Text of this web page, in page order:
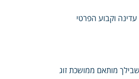
וקבוע הפרטי
מותאם ממושכת זוג